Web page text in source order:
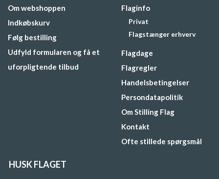
Om webshoppen
Indkøbskurv
Følg bestilling
Udfyld formularen og få et
uforpligtende tilbud
Flaginfo
Privat
Flagstænger erhverv
Flagdage
Flagregler
Handelsbetingelser
Persondatapolitik
Om Stilling Flag
Kontakt
Ofte stillede spørgsmål
HUSK FLAGET